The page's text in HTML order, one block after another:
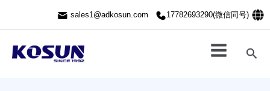
sales1@adkosun.com 17782693290(微信同号)
搜